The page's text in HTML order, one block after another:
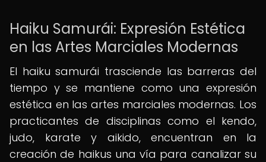
Haiku Samurái: Expresión Estética
en las Artes Marciales Modernas
El haiku samurái trasciende las barreras del
tiempo y se mantiene como una expresión
estética en las artes marciales modernas. Los
practicantes de disciplinas como el kendo,
judo, karate y aikido, encuentran en la
creación de haikus una vía para canalizar su